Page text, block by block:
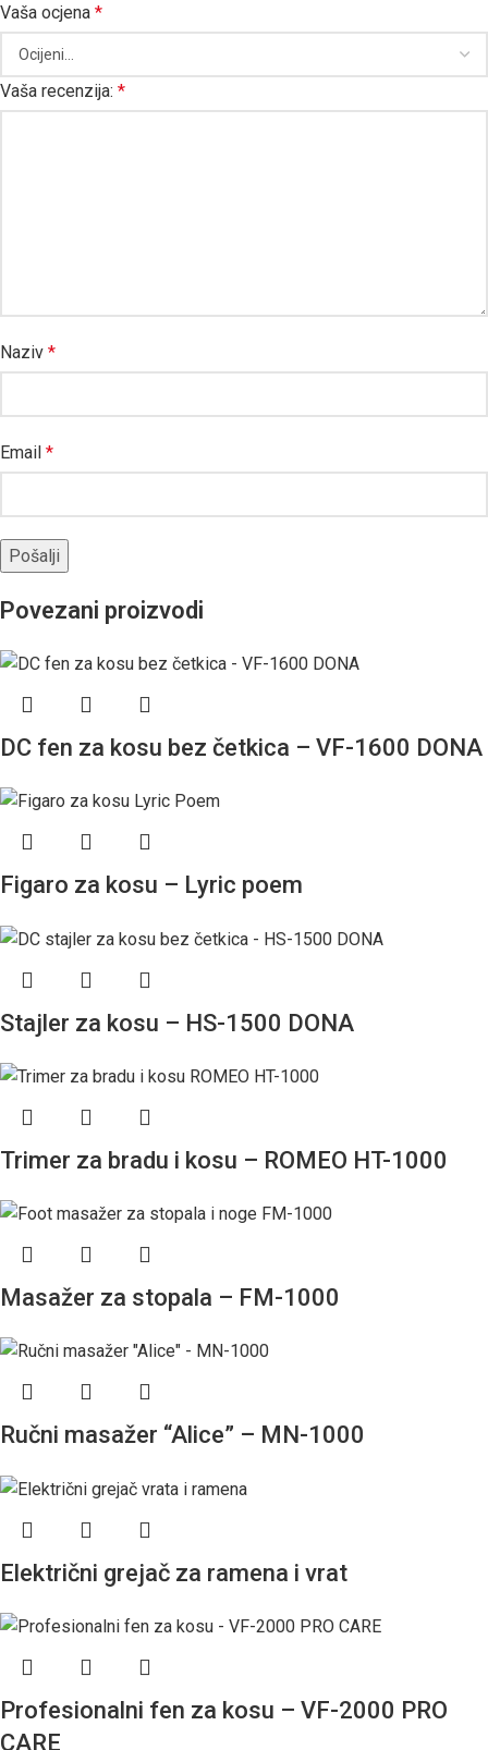
Vaša ocjena *
Vaša recenzija: *
Naziv *
Email *
Povezani proizvodi
DC fen za kosu bez četkica – VF-1600 DONA
Figaro za kosu – Lyric poem
Stajler za kosu – HS-1500 DONA
Trimer za bradu i kosu – ROMEO HT-1000
Masažer za stopala – FM-1000
Ručni masažer “Alice” – MN-1000
Električni grejač za ramena i vrat
Profesionalni fen za kosu – VF-2000 PRO
CARE